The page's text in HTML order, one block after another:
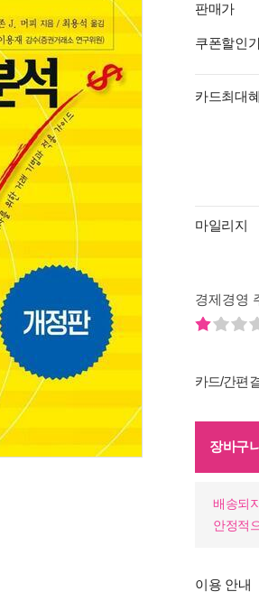
판매가
쿠폰할인
카드최대
마일리지
경제경영
카드/간편
장바구
배송되
안정적
이용 안내